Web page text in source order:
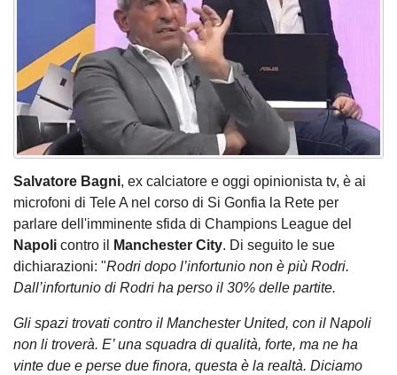
Salvatore Bagni, ex calciatore e oggi opinionista tv, è ai
microfoni di Tele A nel corso di Si Gonfia la Rete per
parlare dell'imminente sfida di Champions League del
Napoli contro il Manchester City. Di seguito le sue
dichiarazioni: "Rodri dopo l’infortunio non è più Rodri.
Dall’infortunio di Rodri ha perso il 30% delle partite.
Gli spazi trovati contro il Manchester United, con il Napoli
non li troverà. E’ una squadra di qualità, forte, ma ne ha
vinte due e perse due finora, questa è la realtà. Diciamo